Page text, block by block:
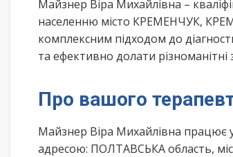
Майзнер Віра Михайлівна –
населенню місто КРЕМЕНЧУК,
комплексним підходом до
та ефективно долати
Про вашого
Майзнер Віра Михайлівна працює
адресою: ПОЛТАВСЬКА область,